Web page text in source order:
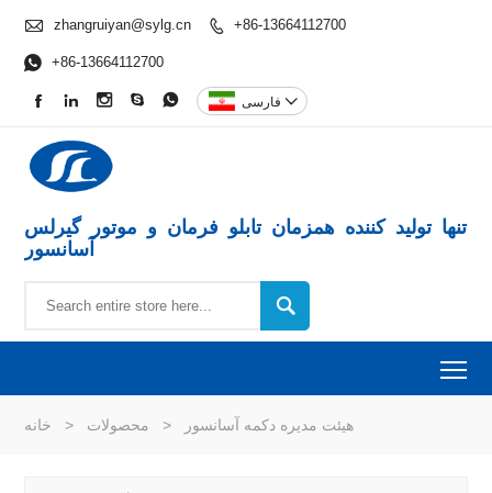
 zhangruiyan@sylg.cn  +86-13664112700
 +86-13664112700
     فارسی 
تنها تولید کننده همزمان تابلو فرمان و موتور گیرلس
آسانسور

خانه > محصولات > هیئت مدیره دکمه آسانسور